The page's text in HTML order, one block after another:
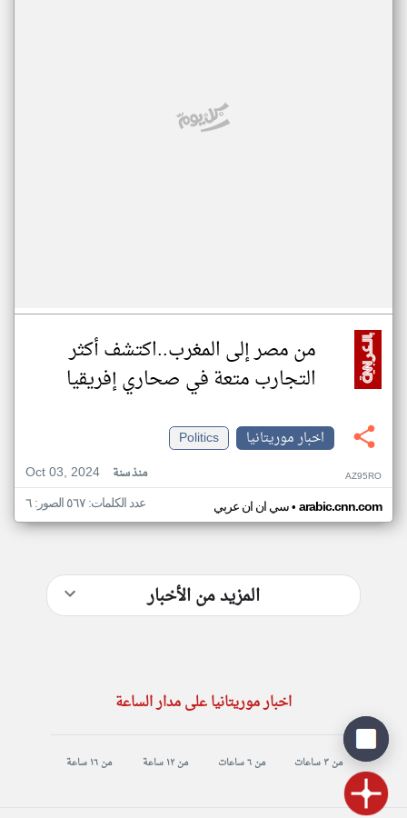
من مصر إلى المغرب..اكتشف أكثر
التجارب متعة في صحاري إفريقيا
اخبار موريتانيا
Politics
Oct 03, 2024
منذ سنة AZ95RO
سي ان ان عربي• arabic.cnn.com عدد الكلمات: ٥٦٧ الصور: ٦
المزيد من الأخبار
اخبار موريتانيا على مدار الساعة
من ٣ ساعات من ٦ ساعات من ١٢ ساعة من ١٦ ساعة